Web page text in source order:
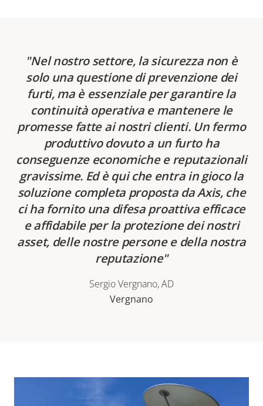
Nel nostro settore, la sicurezza non è
solo una questione di prevenzione dei
furti, ma è essenziale per garantire la
continuità operativa e mantenere le
promesse fatte ai nostri clienti. Un fermo
produttivo dovuto a un furto ha
conseguenze economiche e reputazionali
gravissime. Ed è qui che entra in gioco la
soluzione completa proposta da Axis, che
ci ha fornito una difesa proattiva efficace
e affidabile per la protezione dei nostri
asset, delle nostre persone e della nostra
reputazione
Sergio Vergnano, AD
Vergnano